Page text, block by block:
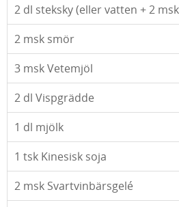
2 dl steksky (eller vatten + 2
2 msk smör
3 msk Vetemjöl
2 dl Vispgrädde
1 dl mjölk
1 tsk Kinesisk soja
2 msk Svartvinbärsgelé